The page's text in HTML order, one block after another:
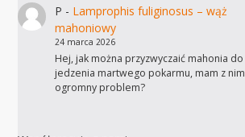
P - Lamprophis fuliginosus – wąż
mahoniowy
24 marca 2026
Hej, jak można przyzwyczaić mahonia do
jedzenia martwego pokarmu, mam z nim
ogromny problem?